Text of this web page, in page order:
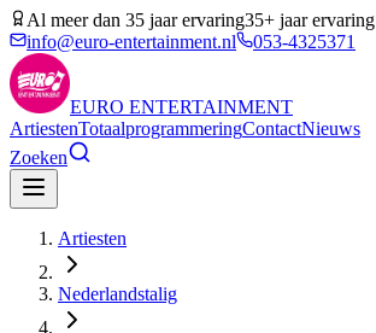
Al meer dan 35 jaar ervaring35+ jaar ervaring
info@euro-entertainment.nl
053-4325371
EURO ENTERTAINMENT
ArtiestenTotaalprogrammeringContactNieuws
Zoeken
Artiesten
Nederlandstalig